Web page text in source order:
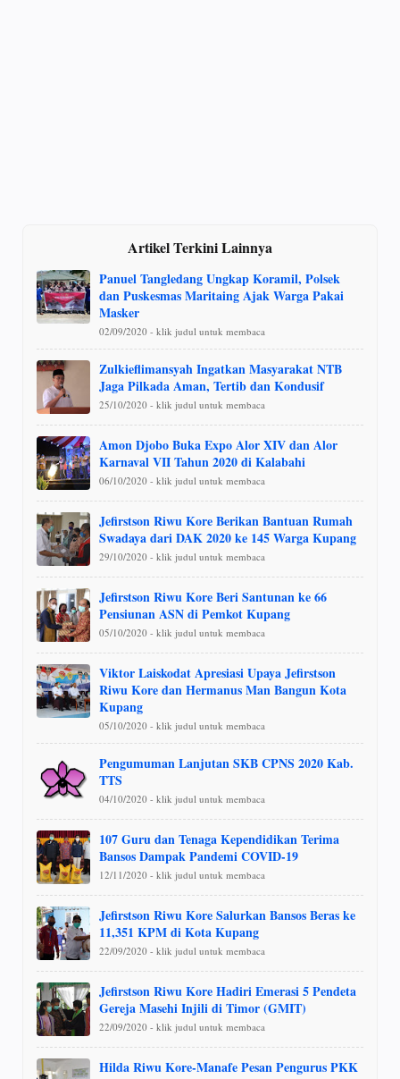
Artikel Terkini Lainnya
Panuel Tangledang Ungkap Koramil, Polsek
dan Puskesmas Maritaing Ajak Warga Pakai
Masker
02/09/2020 - klik judul untuk membaca
Zulkieflimansyah Ingatkan Masyarakat NTB
Jaga Pilkada Aman, Tertib dan Kondusif
25/10/2020 - klik judul untuk membaca
Amon Djobo Buka Expo Alor XIV dan Alor
Karnaval VII Tahun 2020 di Kalabahi
06/10/2020 - klik judul untuk membaca
Jefirstson Riwu Kore Berikan Bantuan Rumah
Swadaya dari DAK 2020 ke 145 Warga Kupang
29/10/2020 - klik judul untuk membaca
Jefirstson Riwu Kore Beri Santunan ke 66
Pensiunan ASN di Pemkot Kupang
05/10/2020 - klik judul untuk membaca
Viktor Laiskodat Apresiasi Upaya Jefirstson
Riwu Kore dan Hermanus Man Bangun Kota
Kupang
05/10/2020 - klik judul untuk membaca
Pengumuman Lanjutan SKB CPNS 2020 Kab.
TTS
04/10/2020 - klik judul untuk membaca
107 Guru dan Tenaga Kependidikan Terima
Bansos Dampak Pandemi COVID-19
12/11/2020 - klik judul untuk membaca
Jefirstson Riwu Kore Salurkan Bansos Beras ke
11,351 KPM di Kota Kupang
22/09/2020 - klik judul untuk membaca
Jefirstson Riwu Kore Hadiri Emerasi 5 Pendeta
Gereja Masehi Injili di Timor (GMIT)
22/09/2020 - klik judul untuk membaca
Hilda Riwu Kore-Manafe Pesan Pengurus PKK